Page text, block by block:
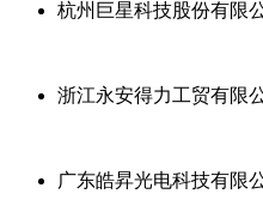
杭州巨星科技股份有限
浙江永安得力工贸有限
广东皓昇光电科技有限